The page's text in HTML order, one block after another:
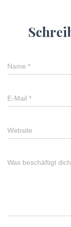
Name *
E-Mail *
Website
Was beschäftigt